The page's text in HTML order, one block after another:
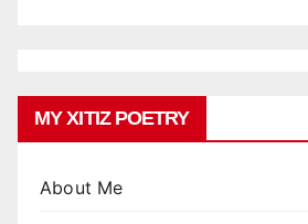
MY XITIZ POETRY
About Me